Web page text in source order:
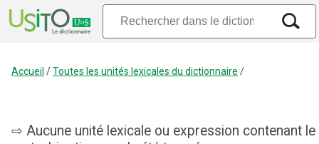
Accueil /Toutes les unités lexicales du dictionnaire /
Aucune unité lexicale ou expression contenant le